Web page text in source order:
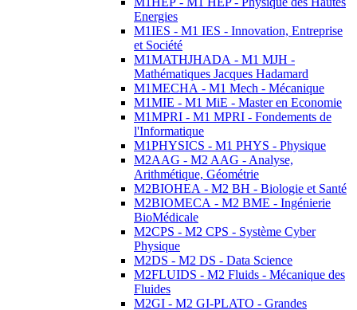
Energies
M1IES - M1 IES - Innovation, Entreprise
et Société
M1MATHJHADA - M1 MJH -
Mathématiques Jacques Hadamard
M1MECHA - M1 Mech - Mécanique
M1MIE - M1 MiE - Master en Economie
M1MPRI - M1 MPRI - Fondements de
l'Informatique
M1PHYSICS - M1 PHYS - Physique
M2AAG - M2 AAG - Analyse,
Arithmétique, Géométrie
M2BIOHEA - M2 BH - Biologie et Santé
M2BIOMECA - M2 BME - Ingénierie
BioMédicale
M2CPS - M2 CPS - Système Cyber
Physique
M2DS - M2 DS - Data Science
M2FLUIDS - M2 Fluids - Mécanique des
Fluides
M2GI - M2 GI-PLATO - Grandes